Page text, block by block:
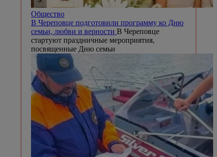
Общество
В Череповце подготовили программу ко Дню
семьи, любви и верности В Череповце
стартуют праздничные мероприятия,
посвященные Дню семьи